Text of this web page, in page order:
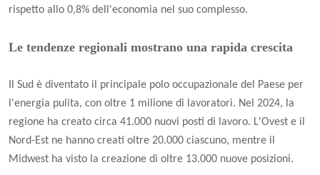
rispetto allo 0,8% dell'economia nel suo complesso.
Le tendenze regionali mostrano una rapida crescita
Il Sud è diventato il principale polo occupazionale del Paese per
l'energia pulita, con oltre 1 milione di lavoratori. Nel 2024, la
regione ha creato circa 41.000 nuovi posti di lavoro. L'Ovest e il
Nord-Est ne hanno creati oltre 20.000 ciascuno, mentre il
Midwest ha visto la creazione di oltre 13.000 nuove posizioni.